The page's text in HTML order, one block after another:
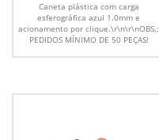
Caneta plástica com carga
esferográfica azul 1.0mm e
acionamento por clique.\r\n\r\nOBS.:
PEDIDOS MÍNIMO DE 50 PEÇAS!